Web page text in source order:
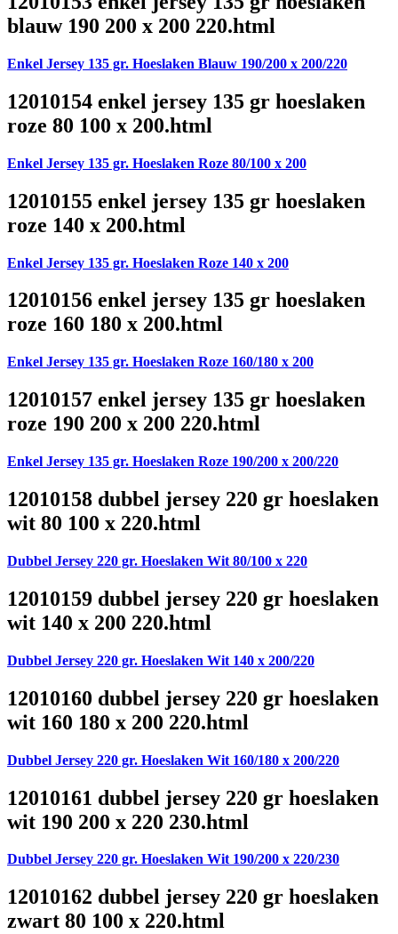
blauw 190 200 x 200 220.html
Enkel Jersey 135 gr. Hoeslaken Blauw 190/200 x 200/220
12010154 enkel jersey 135 gr hoeslaken
roze 80 100 x 200.html
Enkel Jersey 135 gr. Hoeslaken Roze 80/100 x 200
12010155 enkel jersey 135 gr hoeslaken
roze 140 x 200.html
Enkel Jersey 135 gr. Hoeslaken Roze 140 x 200
12010156 enkel jersey 135 gr hoeslaken
roze 160 180 x 200.html
Enkel Jersey 135 gr. Hoeslaken Roze 160/180 x 200
12010157 enkel jersey 135 gr hoeslaken
roze 190 200 x 200 220.html
Enkel Jersey 135 gr. Hoeslaken Roze 190/200 x 200/220
12010158 dubbel jersey 220 gr hoeslaken
wit 80 100 x 220.html
Dubbel Jersey 220 gr. Hoeslaken Wit 80/100 x 220
12010159 dubbel jersey 220 gr hoeslaken
wit 140 x 200 220.html
Dubbel Jersey 220 gr. Hoeslaken Wit 140 x 200/220
12010160 dubbel jersey 220 gr hoeslaken
wit 160 180 x 200 220.html
Dubbel Jersey 220 gr. Hoeslaken Wit 160/180 x 200/220
12010161 dubbel jersey 220 gr hoeslaken
wit 190 200 x 220 230.html
Dubbel Jersey 220 gr. Hoeslaken Wit 190/200 x 220/230
12010162 dubbel jersey 220 gr hoeslaken
zwart 80 100 x 220.html